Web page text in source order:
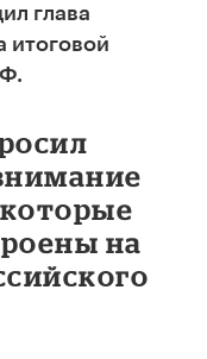
глава
на